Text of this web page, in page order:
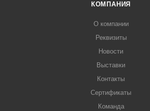
КОМПАНИЯ
О компании
Реквизиты
Новости
Выставки
Контакты
Сертификаты
Команда